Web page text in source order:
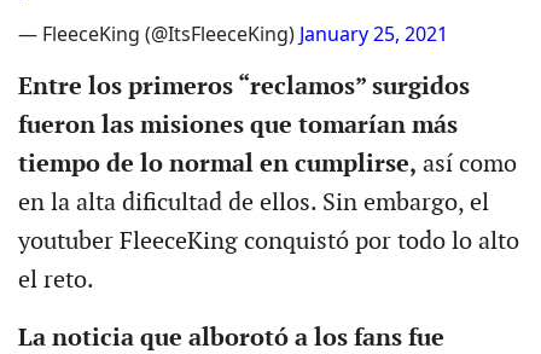
— FleeceKing (@ItsFleeceKing) January 25, 2021
Entre los primeros “reclamos” surgidos
fueron las misiones que tomarían más
tiempo de lo normal en cumplirse, así como
en la alta dificultad de ellos. Sin embargo, el
youtuber FleeceKing conquistó por todo lo alto
el reto.
La noticia que alborotó a los fans fue